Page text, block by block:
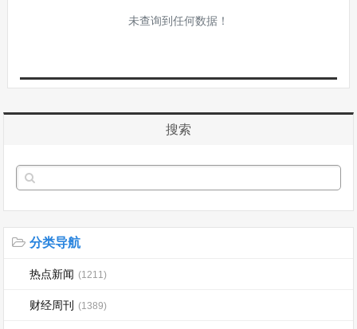
未查询到任何数据！
搜索
分类导航
热点新闻 (1211)
财经周刊 (1389)